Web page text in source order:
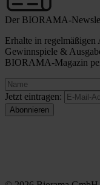
Der BIORAMA-
Erhalte in
Gewinnspiele &
BIORAMA-Magazin
Jetzt eintragen: